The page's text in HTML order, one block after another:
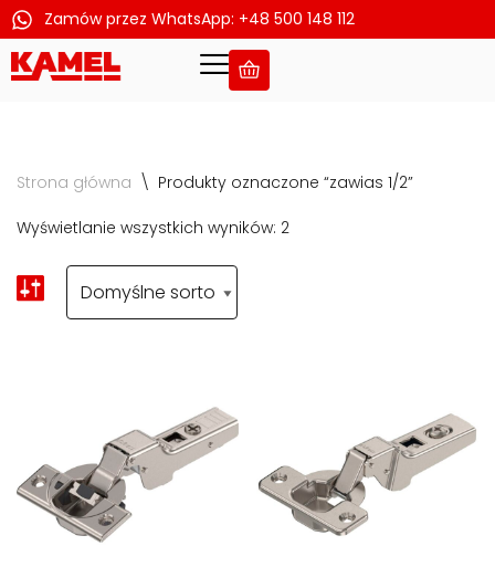
Przejdź
Zamów przez WhatsApp: +48 500 148 112
Strona główna \ Produkty oznaczone “zawias 1/2”
Wyświetlanie wszystkich wyników: 2